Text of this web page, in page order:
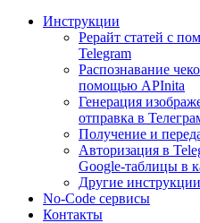
Инструкции
Рерайт статей с
Telegram
Распознавание
помощью APInita
Генерация
отправка в
Получение и
Авторизация в
Google-таблицы в
Другие инструкции
No-Code сервисы
Контакты